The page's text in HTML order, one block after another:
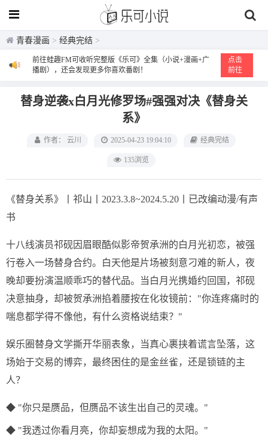
青春漫画 > 经典完结 >
前往蛙趣FM可收听完整版《乐可》全集（小说+漫画+广
播剧），还会发现更多你喜欢番剧！
点击
前往
替身逆袭x白月光修罗场#强强对决《替身关
系》
作者： 云川 2025-04-23 19:04:10 经典完结
135浏览
《替身关系》丨祁山丨2023.3.8~2024.5.20丨已改编动漫/有声
书
十八线演员祁砚因眉眼酷似影帝贺承洲的白月光初恋，被强
行卷入一场替身合约。白天他是片场被刻意刁难的新人，夜
晚却要扮演温顺乖巧的替代品。当白月光携婚约回国，祁砚
决意抽身，却被贺承洲掐着腰按在化妆镜前："你连疼痛时的
喘息都学得不像他，有什么资格说结束？"
娱乐圈替身文学撕开华丽表象，当真心裹挟着谎言坠落，这
场始于交易的博弈，最终困住的是金丝雀，还是锁链的主
人？
◆ "你只是赝品，但赝品不该生出自己的灵魂。"
◆ "我透过你看月亮，你却妄想成为我的太阳。"